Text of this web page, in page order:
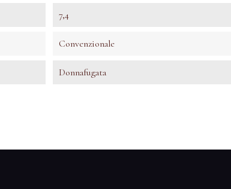
7,4
Convenzionale
Donnafugata